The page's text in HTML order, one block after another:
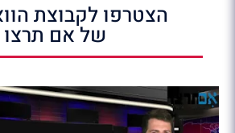
הצטרפו לקבוצת
של אם תרצו